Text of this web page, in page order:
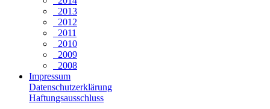
2013
2012
2011
2010
2009
2008
Impressum
Datenschutzerklärung
Haftungsausschluss